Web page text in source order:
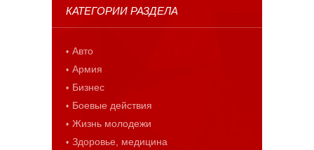
КАТЕГОРИИ РАЗДЕЛА
Авто
Армия
Бизнес
Боевые действия
Жизнь молодежи
Здоровье, медицина